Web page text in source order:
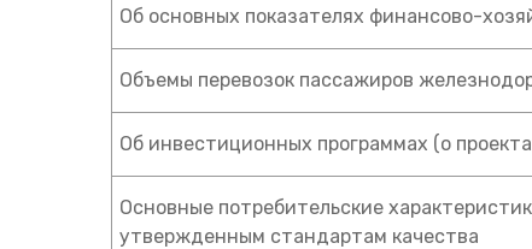
Схема обращения
Для маломобильных
пассажиров
Об основных показателях финансово-
Объемы перевозок пассажиров
Об инвестиционных программах (о
Основные потребительские
утвержденным стандартам качества